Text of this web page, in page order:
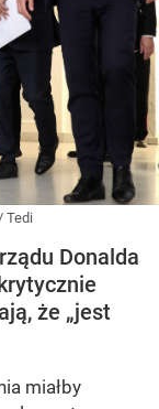
Tedi
Donalda
że „jest
miałby